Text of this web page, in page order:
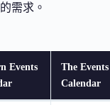
需求。
Events
The Events
Calendar